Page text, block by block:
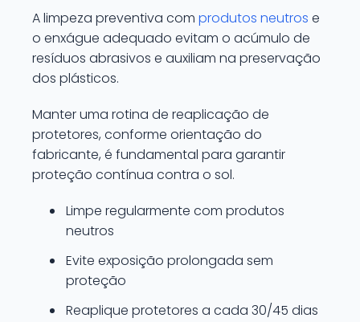
A limpeza preventiva com produtos neutros e
o enxágue adequado evitam o acúmulo de
resíduos abrasivos e auxiliam na preservação
dos plásticos.
Manter uma rotina de reaplicação de
protetores, conforme orientação do
fabricante, é fundamental para garantir
proteção contínua contra o sol.
Limpe regularmente com produtos
neutros
Evite exposição prolongada sem
proteção
Reaplique protetores a cada 30/45 dias